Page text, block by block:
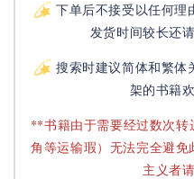
下单后不接受以任何理
发货时间较长还
搜索时建议简体和繁体
架的书籍
**书籍由于需要经过数次转
角等运输瑕）无法完全避
主义者